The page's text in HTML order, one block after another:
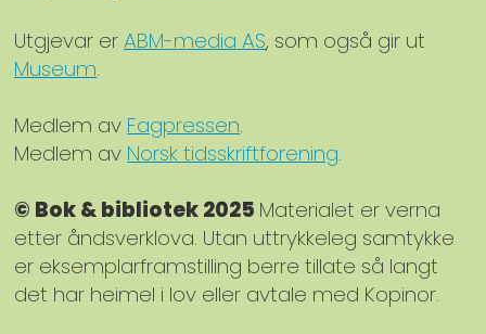
Utgjevar erABM-media AS, som også gir ut
Museum.
Medlem av Fagpressen.
Medlem av Norsk tidsskriftforening.
© Bok & bibliotek 2025 Materialet er verna
etter åndsverklova. Utan uttrykkeleg samtykke
er eksemplarframstilling berre tillate så langt
det har heimel i lov eller avtale med Kopinor.